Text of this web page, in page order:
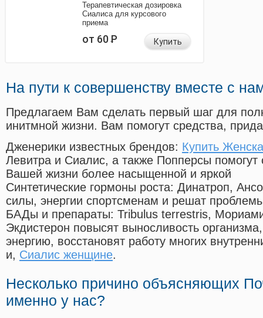
Терапевтическая дозировка
Сиалиса для курсового
приема
от 60Р Купить
На пути к совершенству вместе с
Предлагаем Вам сделать первый шаг для
инитмной жизни. Вам помогут средства,
Дженерики известных брендов: Купить
Левитра и Сиалис, а также Попперсы помогут
Вашей жизни более насыщенной и яркой
Синтетические гормоны роста: Динатроп,
силы, энергии спортсменам и решат
БАДы и препараты: Tribulus terrestris,
Экдистерон повысят выносливость
энергию, восстановят работу многих
и, Сиалис женщине.
Несколько причино объясняющих
именно у нас?